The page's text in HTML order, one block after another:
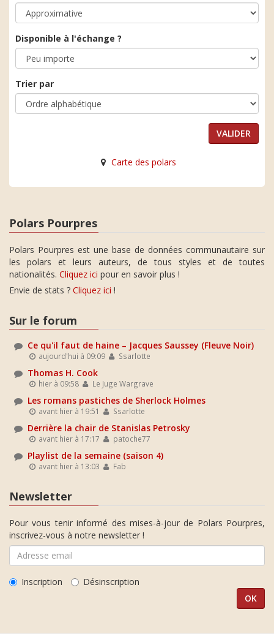
Disponible à l'échange ?
Trier par
Carte des polars
Polars Pourpres
Polars Pourpres est une base de données communautaire sur
les polars et leurs auteurs, de tous styles et de toutes
nationalités. Cliquez ici pour en savoir plus !
Envie de stats ? Cliquez ici !
Sur le forum
Ce qu'il faut de haine – Jacques Saussey (Fleuve Noir)
aujourd'hui à 09:09 Ssarlotte
Thomas H. Cook
hier à 09:58 Le Juge Wargrave
Les romans pastiches de Sherlock Holmes
avant hier à 19:51 Ssarlotte
Derrière la chair de Stanislas Petrosky
avant hier à 17:17 patoche77
Playlist de la semaine (saison 4)
avant hier à 13:03 Fab
Newsletter
Pour vous tenir informé des mises-à-jour de Polars Pourpres,
inscrivez-vous à notre newsletter !
Inscription Désinscription